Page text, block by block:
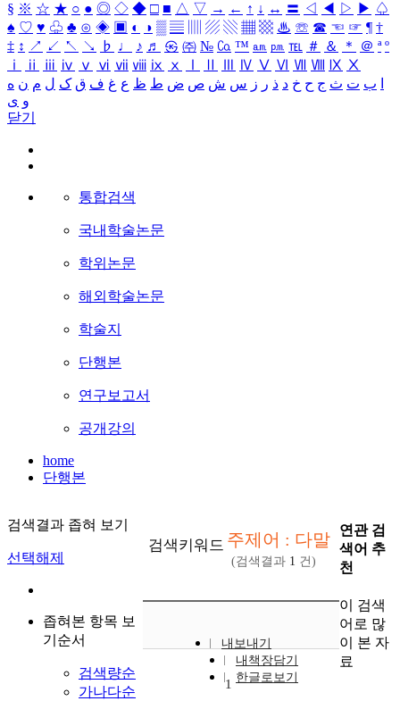
§ ※ ☆ ★ ○ ● ◎ ◇ ◆ □ ■ △ ▽ → ← ↑ ↓ ↔ 〓 ◁ ◀ ▷ ▶ ♤
♠ ♡ ♥ ♧ ♣ ⊙ ◈ ▣ ◐ ◑ ▒ ▤ ▨ ▧ ▦ ▩ ♨ ☏ ☎ ☜ ☞ ¶ †
‡ ↕ ↗ ↙ ↖ ↘ ♭ ♩ ♪ ♬ ㉿ ㈜ № ㏇ ™ ㏂ ㏘ ℡ ＃ ＆ ＊ ＠ ª º
ⅰ
ⅱ ⅲ ⅳ ⅴ ⅵ ⅶ ⅷ ⅸ ⅹ Ⅳ Ⅴ Ⅵ Ⅶ Ⅷ Ⅸ Ⅹ
ب ت ث ج ح خ د ذ ر ز س ش ص ض ط ظ ع غ ف ق ک ل م ن ه
و ی
닫기
통합검색
국내학술논문
학위논문
해외학술논문
학술지
단행본
연구보고서
공개강의
home
단행본
검색결과 좁혀 보기
선택해제
좁혀본 항목 보
기순서
검색량순
가나다순
검색키워드 주제어 : 다말
(검색결과 1 건)
내보내기
내책장담기
한글로보기
1
연관 검
색어 추
천
이 검색
어로 많
이 본 자
료